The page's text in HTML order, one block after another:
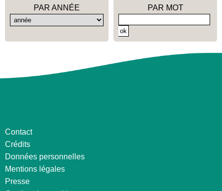
PAR ANNÉE PAR MOT
Contact
Crédits
Données personnelles
Mentions légales
Presse